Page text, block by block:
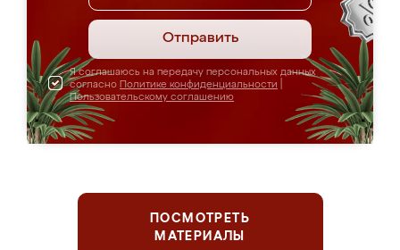
Отправить
Я соглашаюсь на передачу персональных данных
согласно Политике конфиденциальности
Пользовательскому соглашению
ПОСМОТРЕТЬ
МАТЕРИАЛЫ